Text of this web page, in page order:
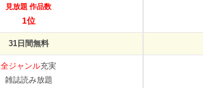
見放題 作品数
1位
31日間無料
全ジャンル充実
雑誌読み放題